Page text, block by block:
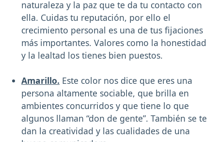
naturaleza y la paz que te da tu contacto con
ella. Cuidas tu reputación, por ello el
crecimiento personal es una de tus fijaciones
más importantes. Valores como la honestidad
y la lealtad los tienes bien puestos.
Amarillo. Este color nos dice que eres una
persona altamente sociable, que brilla en
ambientes concurridos y que tiene lo que
algunos llaman “don de gente”. También se te
dan la creatividad y las cualidades de una